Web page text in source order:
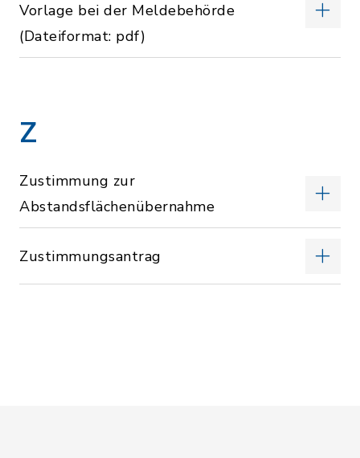
Vorlage bei der Meldebehörde
(Dateiformat: pdf)
Z
Zustimmung zur
Abstandsflächenübernahme
Zustimmungsantrag